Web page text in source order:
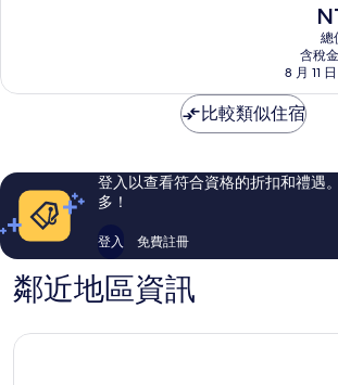
棒
評
論
現
在
價
格
為
總
含稅
8 月 11
比較類似住宿
登入以查看符合資格的折扣和禮遇
多！
登入 免費註冊
鄰近地區資訊